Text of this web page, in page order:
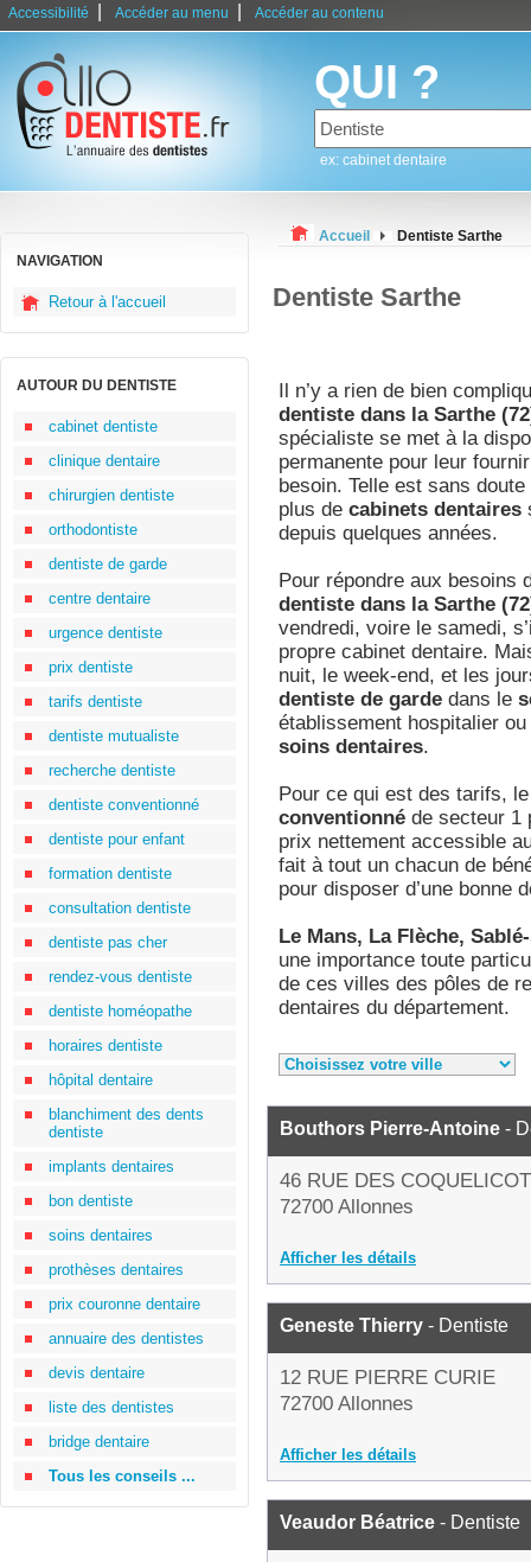
Accessibilité Accéder au menu Accéder au contenu
QUI ?
ex: cabinet dentaire
NAVIGATION
Retour à l'accueil
AUTOUR DU DENTISTE
cabinet dentiste
clinique dentaire
chirurgien dentiste
orthodontiste
dentiste de garde
centre dentaire
urgence dentiste
prix dentiste
tarifs dentiste
dentiste mutualiste
recherche dentiste
dentiste conventionné
dentiste pour enfant
formation dentiste
consultation dentiste
dentiste pas cher
rendez-vous dentiste
dentiste homéopathe
horaires dentiste
hôpital dentaire
blanchiment des dents
dentiste
implants dentaires
bon dentiste
soins dentaires
prothèses dentaires
prix couronne dentaire
annuaire des dentistes
devis dentaire
liste des dentistes
bridge dentaire
Tous les conseils ...
Accueil Dentiste Sarthe
Dentiste Sarthe
Il n’y a rien de bien
dentiste dans la Sarthe
spécialiste se met à la
permanente pour leur
besoin. Telle est sans
plus de cabinets dentaires
depuis quelques années.
Pour répondre aux besoins
dentiste dans la Sarthe
vendredi, voire le samedi,
propre cabinet dentaire.
nuit, le week-end, et les
dentiste de garde dans le
établissement hospitalier
soins dentaires.
Pour ce qui est des tarifs,
conventionné de secteur 1
prix nettement accessible
fait à tout un chacun de
pour disposer d’une bonne
Le Mans, La Flèche,
une importance toute
de ces villes des pôles de
dentaires du département.
Bouthors Pierre-Antoine -
46 RUE DES
72700 Allonnes
Afficher les détails
Geneste Thierry - Dentiste
12 RUE PIERRE CURIE
72700 Allonnes
Afficher les détails
Veaudor Béatrice - Dentiste